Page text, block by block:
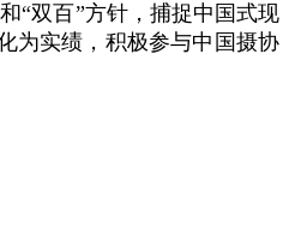
“双百”方针，捕捉中国式现
为实绩，积极参与中国摄协